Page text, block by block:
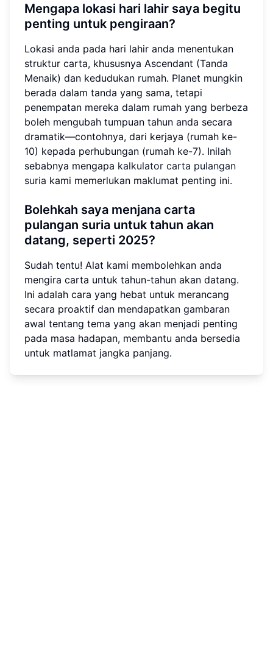
Mengapa lokasi hari lahir saya begitu
penting untuk pengiraan?
Lokasi anda pada hari lahir anda menentukan
struktur carta, khususnya Ascendant (Tanda
Menaik) dan kedudukan rumah. Planet mungkin
berada dalam tanda yang sama, tetapi
penempatan mereka dalam rumah yang berbeza
boleh mengubah tumpuan tahun anda secara
dramatik—contohnya, dari kerjaya (rumah ke-
10) kepada perhubungan (rumah ke-7). Inilah
sebabnya mengapa kalkulator carta pulangan
suria kami memerlukan maklumat penting ini.
Bolehkah saya menjana carta
pulangan suria untuk tahun akan
datang, seperti 2025?
Sudah tentu! Alat kami membolehkan anda
mengira carta untuk tahun-tahun akan datang.
Ini adalah cara yang hebat untuk merancang
secara proaktif dan mendapatkan gambaran
awal tentang tema yang akan menjadi penting
pada masa hadapan, membantu anda bersedia
untuk matlamat jangka panjang.